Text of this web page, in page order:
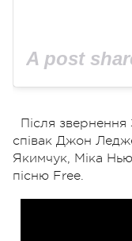
Після
співак Джон
Якимчук, Міка
пісню Free.